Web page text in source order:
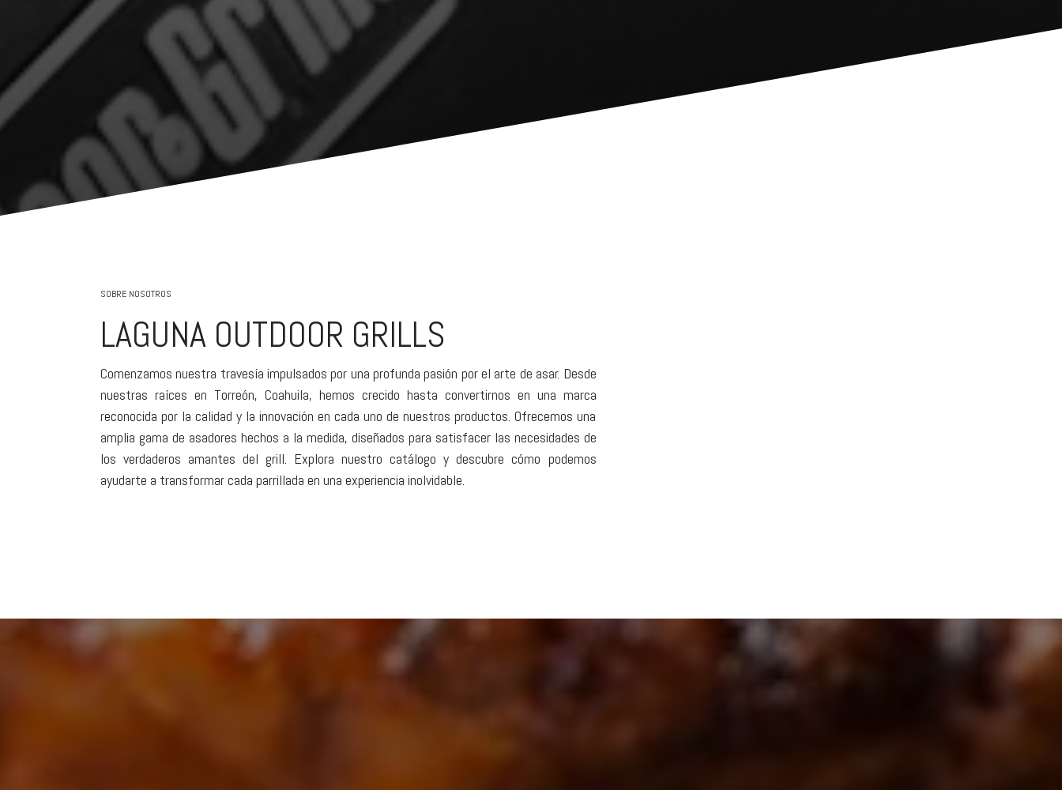
SOBRE NOSOTROS
LAGUNA OUTDOOR GRILLS
Comenzamos nuestra travesía impulsados por una profunda pasión por el arte de asar. Desde
nuestras raíces en Torreón, Coahuila, hemos crecido hasta convertirnos en una marca
reconocida por la calidad y la innovación en cada uno de nuestros productos. Ofrecemos una
amplia gama de asadores hechos a la medida, diseñados para satisfacer las necesidades de
los verdaderos amantes del grill. Explora nuestro catálogo y descubre cómo podemos
ayudarte a transformar cada parrillada en una experiencia inolvidable.